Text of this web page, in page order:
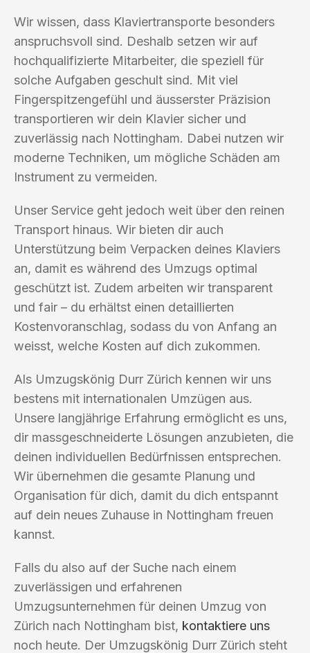
Wir wissen, dass Klaviertransporte besonders
anspruchsvoll sind. Deshalb setzen wir auf
hochqualifizierte Mitarbeiter, die speziell für
solche Aufgaben geschult sind. Mit viel
Fingerspitzengefühl und äusserster Präzision
transportieren wir dein Klavier sicher und
zuverlässig nach Nottingham. Dabei nutzen wir
moderne Techniken, um mögliche Schäden am
Instrument zu vermeiden.
Unser Service geht jedoch weit über den reinen
Transport hinaus. Wir bieten dir auch
Unterstützung beim Verpacken deines Klaviers
an, damit es während des Umzugs optimal
geschützt ist. Zudem arbeiten wir transparent
und fair – du erhältst einen detaillierten
Kostenvoranschlag, sodass du von Anfang an
weisst, welche Kosten auf dich zukommen.
Als Umzugskönig Durr Zürich kennen wir uns
bestens mit internationalen Umzügen aus.
Unsere langjährige Erfahrung ermöglicht es uns,
dir massgeschneiderte Lösungen anzubieten, die
deinen individuellen Bedürfnissen entsprechen.
Wir übernehmen die gesamte Planung und
Organisation für dich, damit du dich entspannt
auf dein neues Zuhause in Nottingham freuen
kannst.
Falls du also auf der Suche nach einem
zuverlässigen und erfahrenen
Umzugsunternehmen für deinen Umzug von
Zürich nach Nottingham bist, kontaktiere uns
noch heute. Der Umzugskönig Durr Zürich steht